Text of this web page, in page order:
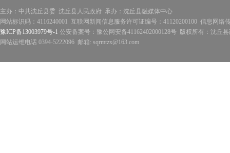
主办：中共沈丘县委 沈丘县人民政府 承办：沈丘县融媒体中心
网站标识码：4116240001 互联网新闻信息服务许可证编号：41120200100 信息网络
豫ICP备13003979号-1 公安备案号：豫公网安备41162402000128号 版权所有：沈丘
网站运维电话 0394-5222096 邮箱: sqrmtzx@163.com